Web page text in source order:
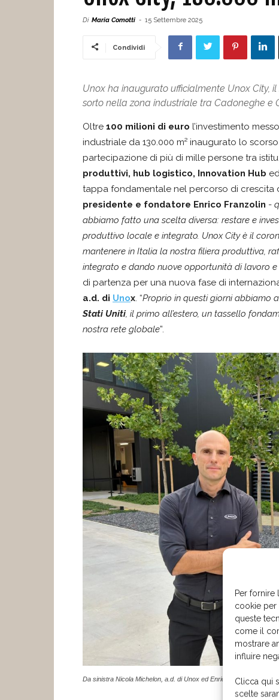
Per fornire
cookie per
queste
come il
mostrare
influire
Clicca qui
scelte
Di Maria Comotti - 15 Settembre 2025
Condividi
Unox ha inaugurato ufficialmente Unox City,
sorto nella zona industriale tra Cadoneghe e
Oltre 100 milioni di euro l’investimento
industriale da 130.000 m² inaugurato lo
partecipazione di più di mille persone tra
produttivi, hub logistico, Innovation Hub
tappa fondamentale nel percorso di crescita
presidente e fondatore Enrico Franzolin -
abbiamo fatto una scelta diversa: restare e
produttivo locale e integrato. Unox City è il
mantenere in Italia la nostra filiera produttiva,
integrato e dando nuove opportunità di lavoro
di partenza per una nuova fase di
a.d. di Unox. “Proprio in questi giorni abbiamo
Stati Uniti, il primo all’estero, un tassello
nostra rete globale”.
Da sinistra Nicola Michelon, a.d. di Unox ed Enrico Franzolin,